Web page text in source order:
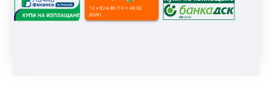
13 x €24.86 (13 x 48.62
BGN)